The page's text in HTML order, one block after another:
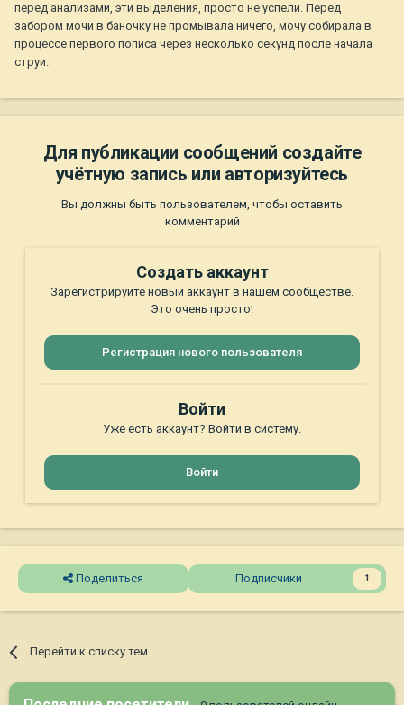
перед анализами, эти выделения, просто не успели. Перед
забором мочи в баночку не промывала ничего, мочу собирала в
процессе первого пописа через несколько секунд после начала
струи.
Для публикации сообщений создайте
учётную запись или авторизуйтесь
Вы должны быть пользователем, чтобы оставить
комментарий
Создать аккаунт
Зарегистрируйте новый аккаунт в нашем сообществе.
Это очень просто!
Регистрация нового пользователя
Войти
Уже есть аккаунт? Войти в систему.
Войти
Поделиться Подписчики 1
Перейти к списку тем